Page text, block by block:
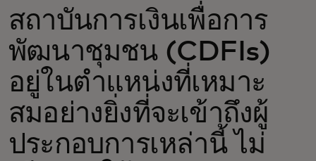
สถาบันการเงินเพื่อการ
พัฒนาชุมชน (CDFIs)
อยู่ในตำแหน่งที่เหมาะ
สมอย่างยิ่งที่จะเข้าถึงผู้
ประกอบการเหล่านี้ ไม่